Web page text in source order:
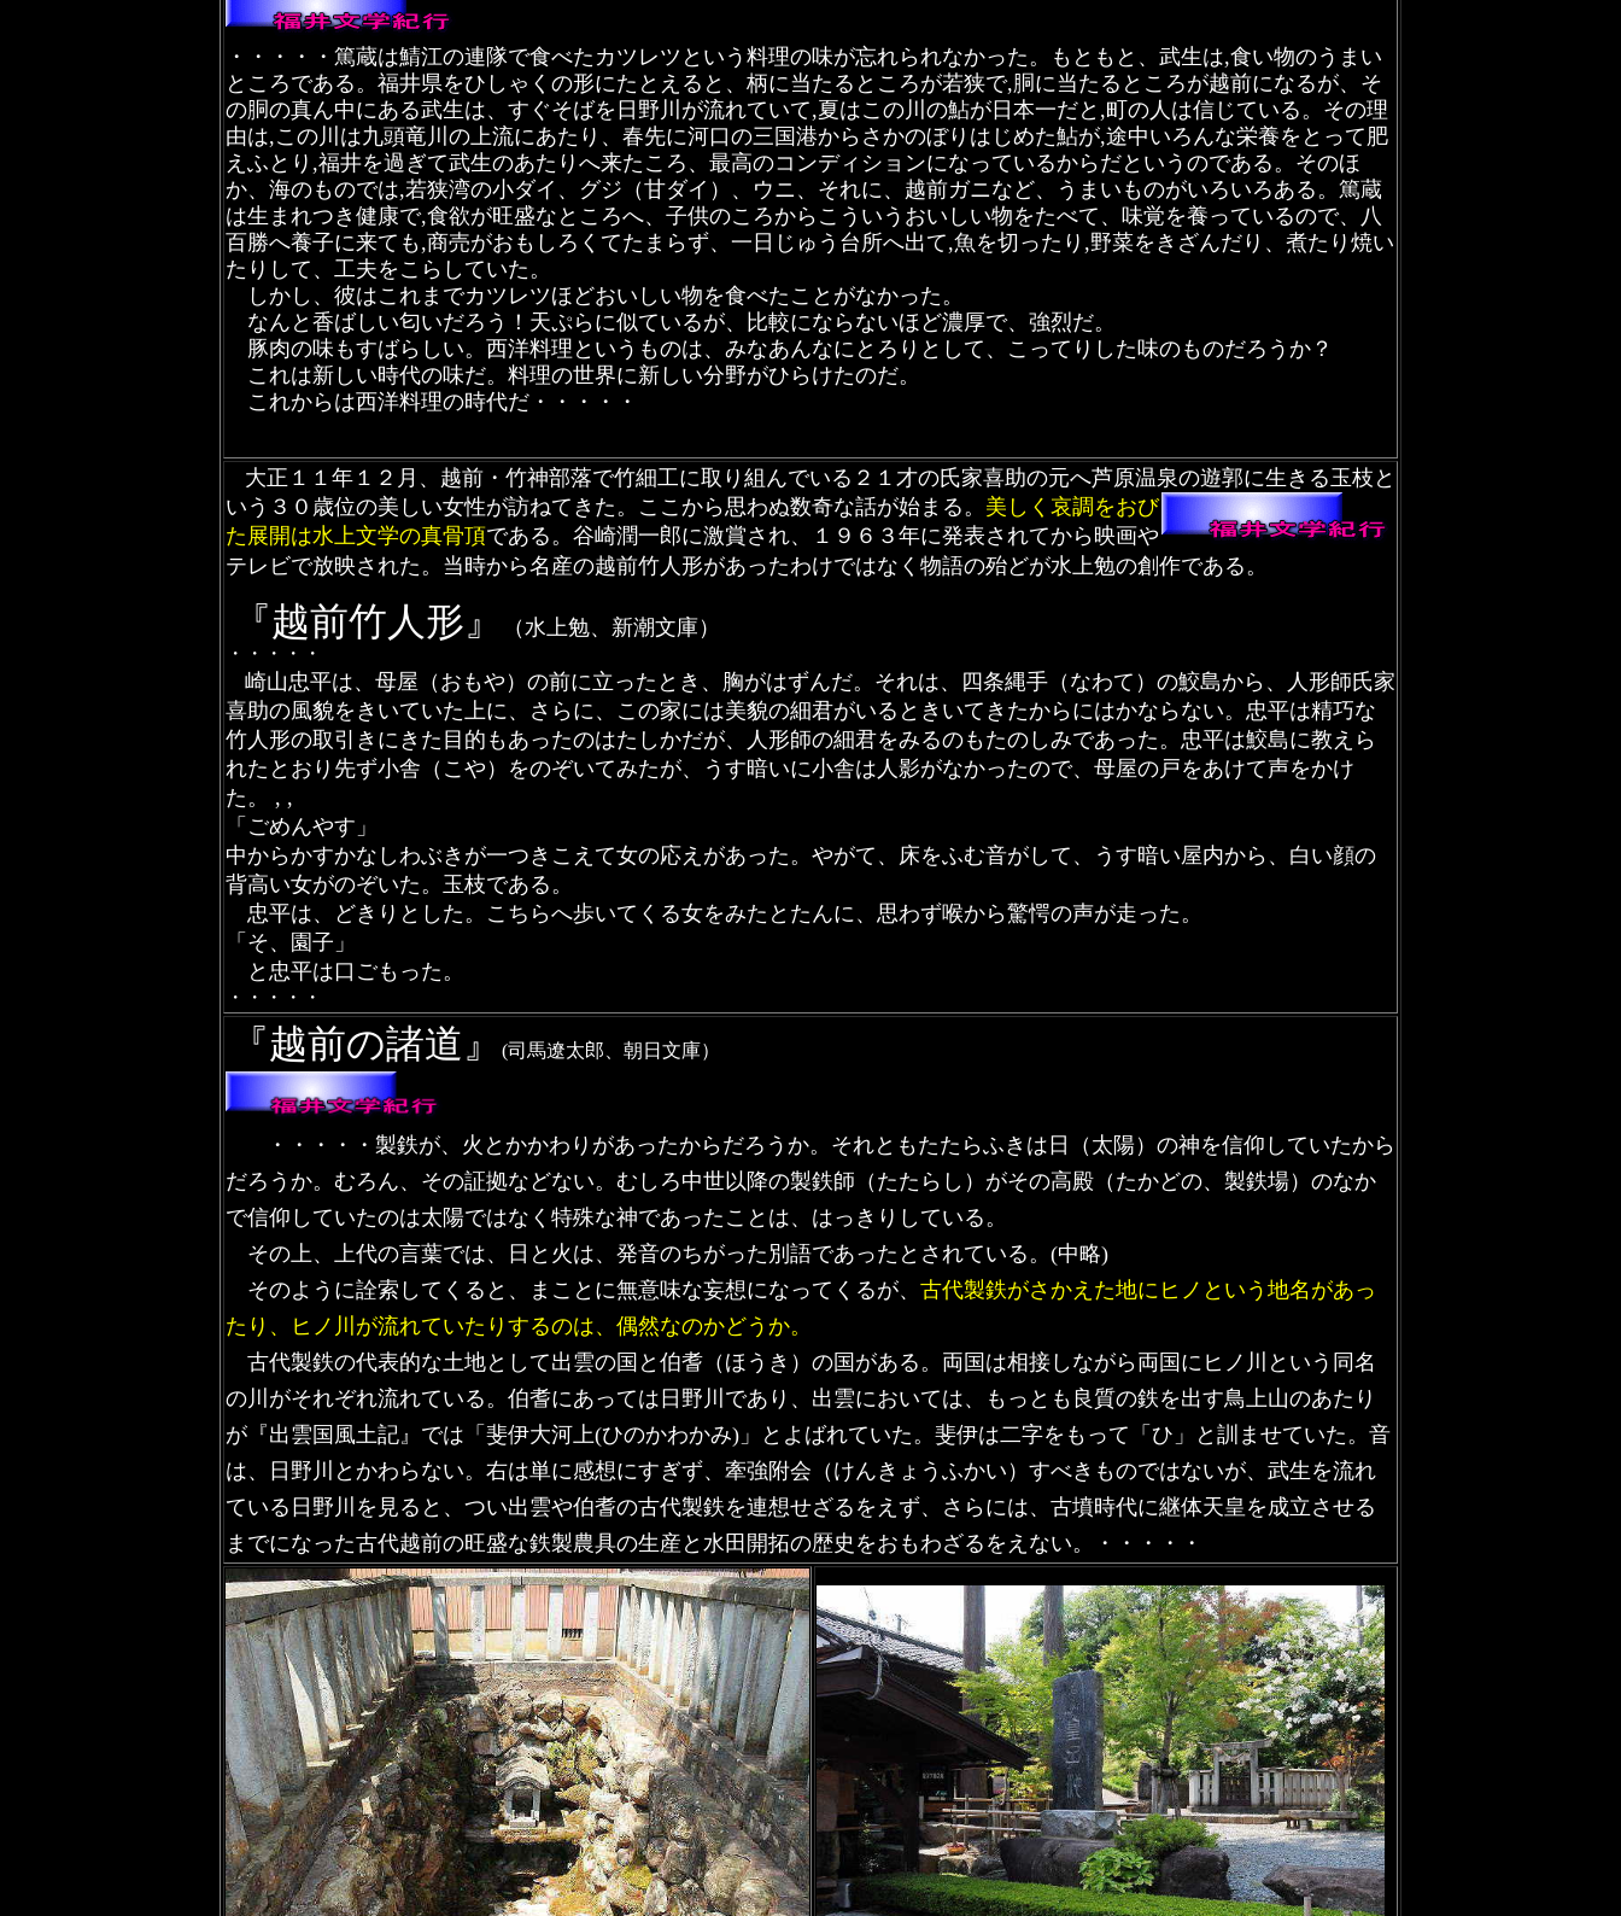
・・・・・篤蔵は鯖江の連隊で食べたカツレツという料理の味が忘れられなかった。もともと、武生は,食い物のうまい
ところである。福井県をひしゃくの形にたとえると、柄に当たるところが若狭で,胴に当たるところが越前になるが、そ
の胴の真ん中にある武生は、すぐそばを日野川が流れていて,夏はこの川の鮎が日本一だと,町の人は信じている。その理
由は,この川は九頭竜川の上流にあたり、春先に河口の三国港からさかのぼりはじめた鮎が,途中いろんな栄養をとって肥
えふとり,福井を過ぎて武生のあたりへ来たころ、最高のコンディションになっているからだというのである。そのほ
か、海のものでは,若狭湾の小ダイ、グジ（甘ダイ）、ウニ、それに、越前ガニなど、うまいものがいろいろある。篤蔵
は生まれつき健康で,食欲が旺盛なところへ、子供のころからこういうおいしい物をたべて、味覚を養っているので、八
百勝へ養子に来ても,商売がおもしろくてたまらず、一日じゅう台所へ出て,魚を切ったり,野菜をきざんだり、煮たり焼い
たりして、工夫をこらしていた。
しかし、彼はこれまでカツレツほどおいしい物を食べたことがなかった。
なんと香ばしい匂いだろう！天ぷらに似ているが、比較にならないほど濃厚で、強烈だ。
豚肉の味もすばらしい。西洋料理というものは、みなあんなにとろりとして、こってりした味のものだろうか？
これは新しい時代の味だ。料理の世界に新しい分野がひらけたのだ。
これからは西洋料理の時代だ・・・・・
大正１１年１２月、越前・竹神部落で竹細工に取り組んでいる２１才の氏家喜助の元へ芦原温泉の遊郭に生きる玉枝と
いう３０歳位の美しい女性が訪ねてきた。ここから思わぬ数奇な話が始まる。 美しく哀調をおび
た展開は水上文学の真骨頂である。谷崎潤一郎に激賞され、１９６３年に発表されてから映画や
テレビで放映された。 当時から名産の越前竹人形があったわけではなく物語の殆どが水上勉の創作である。
『越前竹人形 』 （水上勉、新潮文庫）
・・・・・
崎山忠平は、母屋（おもや）の前に立ったとき、胸がはずんだ。それは、四条縄手（なわて）の鮫島から、人形師氏家
喜助の風貌をきいていた上に、さらに、この家には美貌の細君がいるときいてきたからにはかならない。忠平は精巧な
竹人形の取引きにきた目的もあったのはたしかだが、人形師の細君をみるのもたのしみであった。忠平は鮫島に教えら
れたとおり先ず小舎（こや）をのぞいてみたが、うす暗いに小舎は人影がなかったので、母屋の戸をあけて声をかけ
た。 , ,
「ごめんやす」
中からかすかなしわぶきが一つきこえて女の応えがあった。やがて、床をふむ音がして、うす暗い屋内から、白い顔の
背高い女がのぞいた。玉枝である。
忠平は、どきりとした。こちらへ歩いてくる女をみたとたんに、思わず喉から驚愕の声が走った。
「そ、園子」
と忠平は口ごもった。
・・・・・
『越前の諸道 』 (司馬遼太郎、朝日文庫）
・・・・・製鉄が、火とかかわりがあったからだろうか。それともたたらふきは日（太陽）の神を信仰していたから
だろうか。むろん、その証拠などない。むしろ中世以降の製鉄師（たたらし）がその高殿（たかどの、製鉄場）のなか
で信仰していたのは太陽ではなく特殊な神であったことは、はっきりしている。
その上、上代の言葉では、日と火は、発音のちがった別語であったとされている。(中略)
そのように詮索してくると、まことに無意味な妄想になってくるが、 古代製鉄がさかえた地にヒノという地名があっ
たり、ヒノ川が流れていたりするのは、偶然なのかどうか。
古代製鉄の代表的な土地として出雲の国と伯耆（ほうき）の国がある。両国は相接しながら両国にヒノ川という同名
の川がそれぞれ流れている。伯耆にあっては日野川であり、出雲においては、もっとも良質の鉄を出す鳥上山のあたり
が『出雲国風土記』では「斐伊大河上(ひのかわかみ)」とよばれていた。斐伊は二字をもって「ひ」と訓ませていた。音
は、日野川とかわらない。右は単に感想にすぎず、牽強附会（けんきょうふかい）すべきものではないが、武生を流れ
ている日野川を見ると、つい出雲や伯耆の古代製鉄を連想せざるをえず、さらには、古墳時代に継体天皇を成立させる
までになった古代越前の旺盛な鉄製農具の生産と水田開拓の歴史をおもわざるをえない。・・・・・